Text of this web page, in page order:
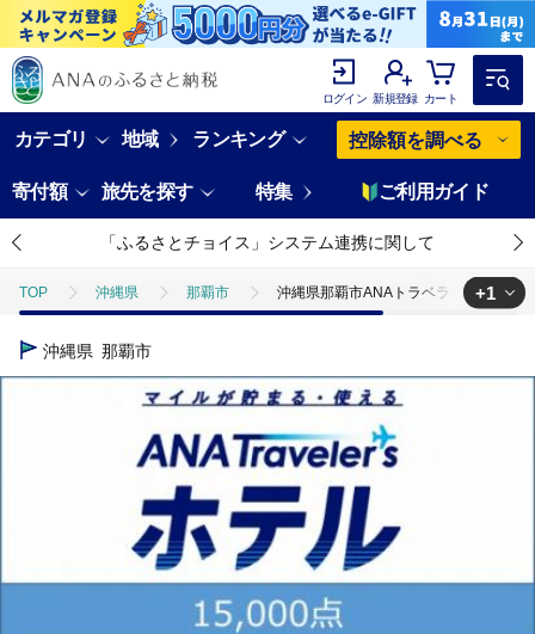
ログイン 新規登録 カート
カテゴリ 地域 ランキング 控除額を調べる
寄付額 旅先を探す 特集 ご利用ガイド
「ふるさとチョイス」システム連携に関して
TOP 沖縄県 那覇市 沖縄県那覇市ANAトラベラーズホテル
TOP
+1
沖縄県 那覇市